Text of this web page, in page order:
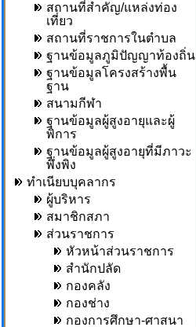
สถานที่สำคัญ/แหล่งท่อง
เที่ยว
สถานที่ราชการในตำบล
ฐานข้อมูลภูมิปัญญาท้องถิ่น
ฐานข้อมูลโครงสร้างพื้น
ฐาน
สนามกีฬา
ฐานข้อมูลผู้สูงอายุและผู้
พิการ
ฐานข้อมูลผู้สูงอายุที่มีภาวะ
พึ่งพิง
ทำเนียบบุคลากร
ผู้บริหาร
สมาชิกสภา
ส่วนราชการ
หัวหน้าส่วนราชการ
สำนักปลัด
กองคลัง
กองช่าง
กองการศึกษา-ศาสนา